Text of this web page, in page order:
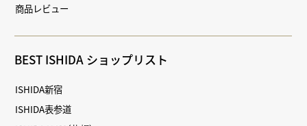
商品レビュー
BEST ISHIDA ショップリスト
ISHIDA新宿
ISHIDA表参道